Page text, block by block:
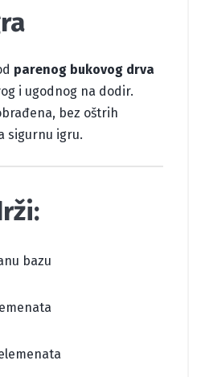
parenog bukovog drva
i ugodnog na dodir.
bez oštrih
sigurnu igru.
bazu